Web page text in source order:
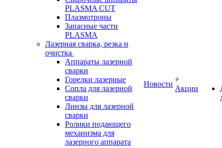
PLASMA CUT
Плазмотроны
Запасные части
PLASMA
Лазерная сварка, резка и
очистка
Аппараты лазерной
сварки
Горелки лазерные
Сопла для лазерной
сварки
Линзы для лазерной
сварки
Ролики подающего
механизма для
лазерного аппарата
Новости
Акции